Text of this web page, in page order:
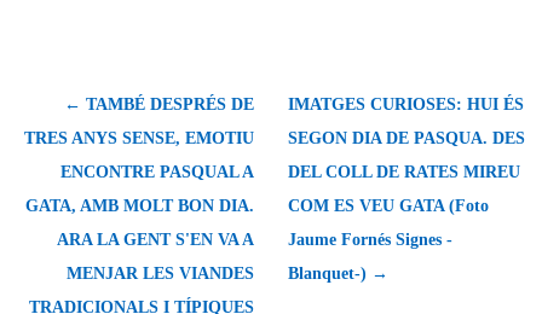
← TAMBÉ DESPRÉS DE
TRES ANYS SENSE, EMOTIU
ENCONTRE PASQUAL A
GATA, AMB MOLT BON DIA.
ARA LA GENT S'EN VA A
MENJAR LES VIANDES
TRADICIONALS I TÍPIQUES
IMATGES CURIOSES: HUI ÉS
SEGON DIA DE PASQUA. DES
DEL COLL DE RATES MIREU
COM ES VEU GATA (Foto
Jaume Fornés Signes -
Blanquet-) →